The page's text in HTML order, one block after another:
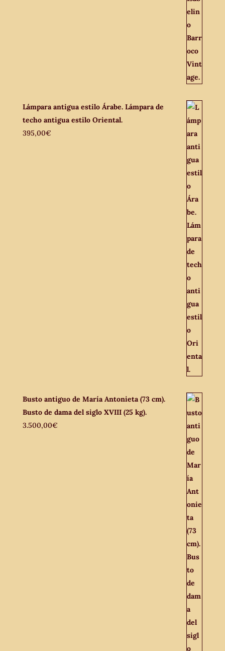
Lámpara antigua estilo Árabe. Lámpara de
techo antigua estilo Oriental.
395,00€
Busto antiguo de María Antonieta (73 cm).
Busto de dama del siglo XVIII (25 kg).
3.500,00€